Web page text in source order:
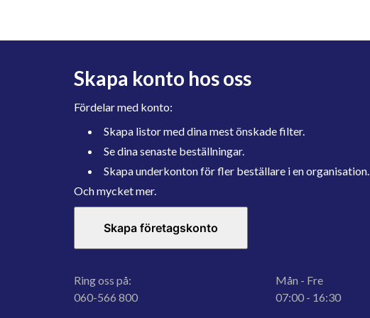
Skapa konto hos oss
Fördelar med konto:
Skapa listor med dina mest önskade filter.
Se dina senaste beställningar.
Skapa underkonton för fler beställare i en organisation.
Och mycket mer.
Skapa företagskonto
Ring oss på:
060-566 800
Mån - Fre
07:00 - 16:30